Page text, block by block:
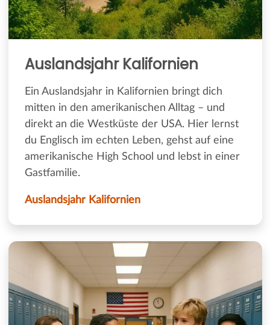
Auslandsjahr Kalifornien
Ein Auslandsjahr in Kalifornien bringt dich
mitten in den amerikanischen Alltag – und
direkt an die Westküste der USA. Hier lernst
du Englisch im echten Leben, gehst auf eine
amerikanische High School und lebst in einer
Gastfamilie.
Auslandsjahr Kalifornien